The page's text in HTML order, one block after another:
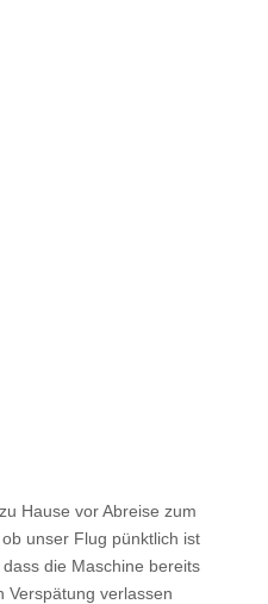
Hause vor Abreise zum
unser Flug pünktlich ist
die Maschine bereits
Verspätung verlassen